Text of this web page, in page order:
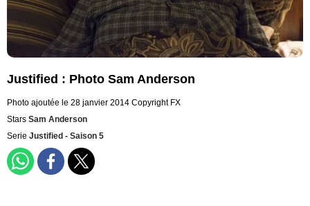
Justified : Photo Sam Anderson
Photo ajoutée le 28 janvier 2014 Copyright FX
Stars Sam Anderson
Serie Justified - Saison 5